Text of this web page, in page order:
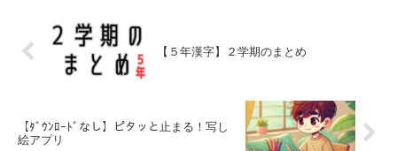
【５年漢字】２学期のまとめ
【ﾀﾞｳﾝﾛｰﾄﾞなし】ピタッと止まる！写し
絵アプリ